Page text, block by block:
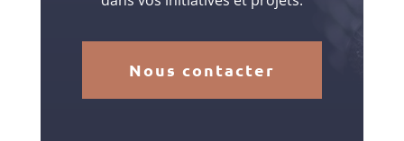
Nous contacter